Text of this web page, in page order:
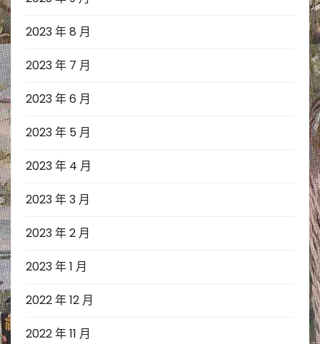
2023 年 8 月
2023 年 7 月
2023 年 6 月
2023 年 5 月
2023 年 4 月
2023 年 3 月
2023 年 2 月
2023 年 1 月
2022 年 12 月
2022 年 11 月